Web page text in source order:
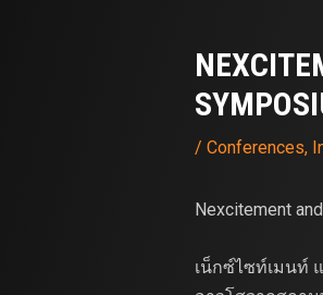
/ Conferences,
Nexcitement
เน็กซ์ไซท์เมนท์